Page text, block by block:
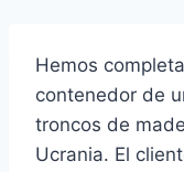
Hemos
contenedor de
troncos de
Ucrania. El